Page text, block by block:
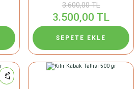
3.600,00 TL
3.500,00 TL
SEPETE EKLE
%7